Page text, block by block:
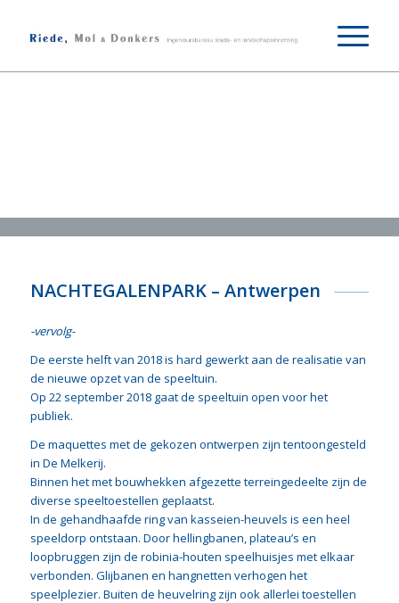
NACHTEGALENPARK – Antwerpen
-vervolg-
De eerste helft van 2018 is hard gewerkt aan de realisatie van
de nieuwe opzet van de speeltuin.
Op 22 september 2018 gaat de speeltuin open voor het
publiek.
De maquettes met de gekozen ontwerpen zijn tentoongesteld
in De Melkerij.
Binnen het met bouwhekken afgezette terreingedeelte zijn de
diverse speeltoestellen geplaatst.
In de gehandhaafde ring van kasseien-heuvels is een heel
speeldorp ontstaan. Door hellingbanen, plateau’s en
loopbruggen zijn de robinia-houten speelhuisjes met elkaar
verbonden. Glijbanen en hangnetten verhogen het
speelplezier. Buiten de heuvelring zijn ook allerlei toestellen